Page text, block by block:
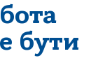
бути